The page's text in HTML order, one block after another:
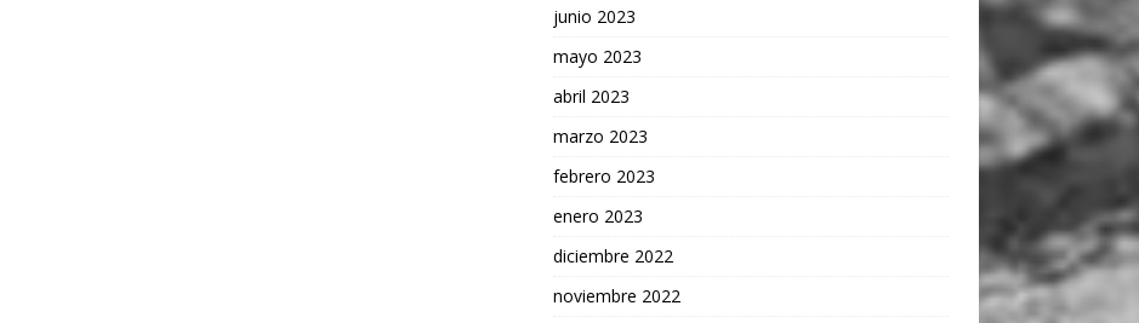
junio 2023
mayo 2023
abril 2023
marzo 2023
febrero 2023
enero 2023
diciembre 2022
noviembre 2022